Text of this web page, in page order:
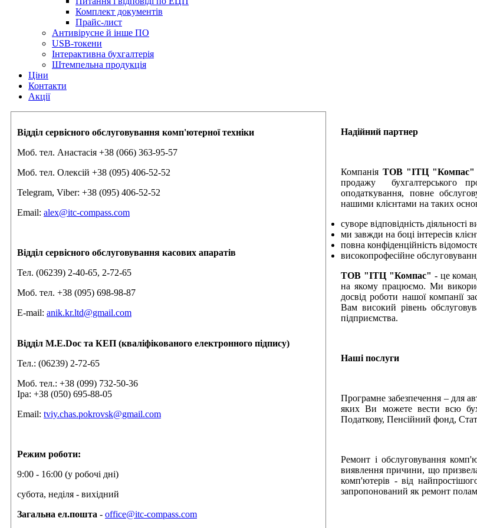
Комплект документів
Прайс-лист
Антивірусне й інше ПО
USB-токени
Інтерактивна бухгалтерія
Штемпельна продукція
Ціни
Контакти
Акції
Відділ сервісного обслуговування комп'ютерної техніки
Моб. тел. Анастасія +38 (066) 363-95-57
Моб. тел. Олексій +38 (095) 406-52-52
Telegram, Viber: +38 (095) 406-52-52
Email: alex@itc-compass.com
Відділ сервісного обслуговування касових апаратів
Тел. (06239) 2-40-65, 2-72-65
Моб. тел. +38 (095) 698-98-87
E-mail: anik.kr.ltd@gmail.com
Відділ M.E.Doc та КЕП (кваліфікованого електронного підпису)
Тел.: (06239) 2-72-65
Моб. тел.: +38 (099) 732-50-36
Іра: +38 (050) 695-88-05
Email: tviy.chas.pokrovsk@gmail.com
Режим роботи:
9:00 - 16:00 (у робочі дні)
субота, неділя - вихідний
Загальна ел.пошта - office@itc-compass.com
Надійний партнер
Компанія ТОВ "ІТЦ "Компас"
продажу бухгалтерського
оподаткування, повне
нашими клієнтами на таких
суворе відповідність
ми завжди на боці інтересів
повна конфіденційність
високопрофесійне
ТОВ "ІТЦ "Компас" - це
на якому працюємо. Ми
досвід роботи нашої компанії
Вам високий рівень
підприємства.
Наші послуги
Програмне забезпечення – для
яких Ви можете вести всю
Податкову, Пенсійний фонд,
Ремонт і обслуговування
виявлення причини, що
комп'ютерів - від
запропонований як ремонт